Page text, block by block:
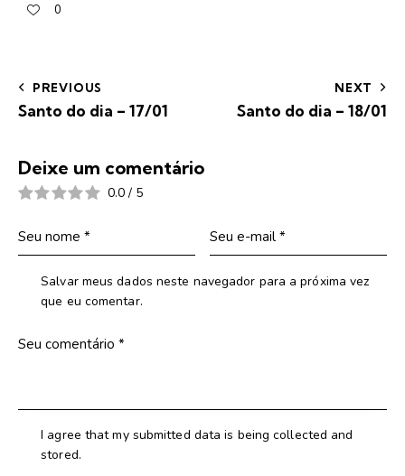
0
PREVIOUS
Santo do dia – 17/01
NEXT
Santo do dia – 18/01
Deixe um comentário
0.0 / 5
Salvar meus dados neste navegador para a próxima vez
que eu comentar.
I agree that my submitted data is being collected and
stored.